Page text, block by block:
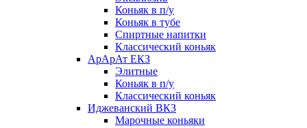
Коньяк в п/у
Коньяк в тубе
Спиртные напитки
Классический коньяк
АрАрАт ЕКЗ
Элитные
Коньяк в п/у
Классический коньяк
Иджеванский ВКЗ
Марочные коньяки